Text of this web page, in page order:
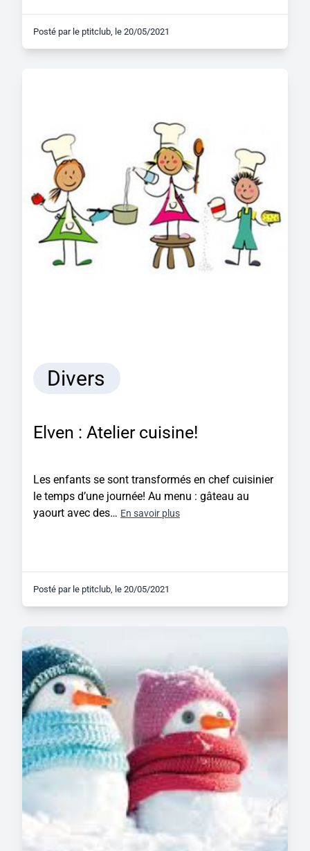
Posté par le ptitclub, le 20/05/2021
Divers
Elven : Atelier cuisine!
Les enfants se sont transformés en chef cuisinier
le temps d’une journée! Au menu : gâteau au
yaourt avec des… En savoir plus
Posté par le ptitclub, le 20/05/2021